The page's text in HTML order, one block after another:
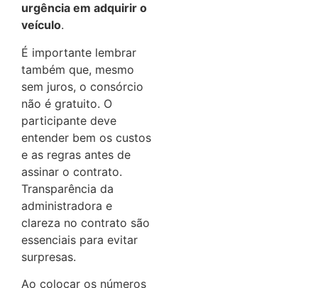
urgência em adquirir o
veículo.
É importante lembrar
também que, mesmo
sem juros, o consórcio
não é gratuito. O
participante deve
entender bem os custos
e as regras antes de
assinar o contrato.
Transparência da
administradora e
clareza no contrato são
essenciais para evitar
surpresas.
Ao colocar os números